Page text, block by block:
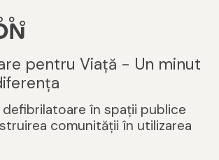
pentru Viață - Un minut
defibrilatoare în spații publice
comunității în utilizarea